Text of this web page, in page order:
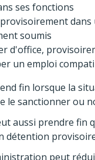
ses fonctions
dans
soumis
d'office,
un emploi
fin lorsque la
le sanctionner ou
aussi prendre fin
détention
peut